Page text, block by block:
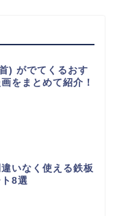
) がでてくるおす
をまとめて紹介！
いなく使える鉄板
8選